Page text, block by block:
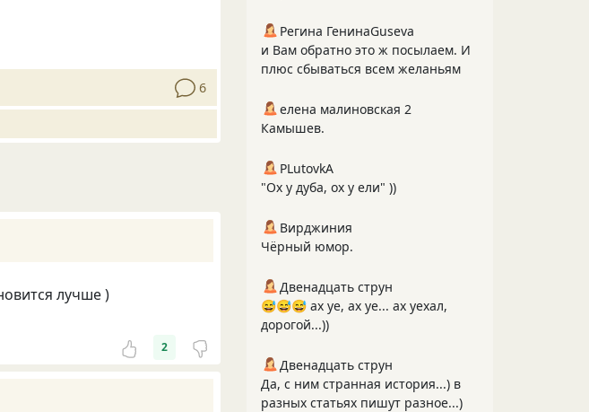
6
лучше )
2
Регина ГенинаGuseva
и Вам обратно это ж посылаем. И
плюс сбываться всем желаньям
елена малиновская 2
Камышев.
PLutоvkА
"Ох у дуба, ох у ели" ))
Вирджиния
Чёрный юмор.
Двенадцать струн
😅😅😅 ах уе, ах уе... ах уехал,
дорогой...))
Двенадцать струн
Да, с ним странная история...) в
разных статьях пишут разное...)